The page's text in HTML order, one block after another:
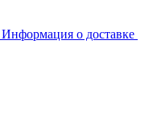
Информация о доставке